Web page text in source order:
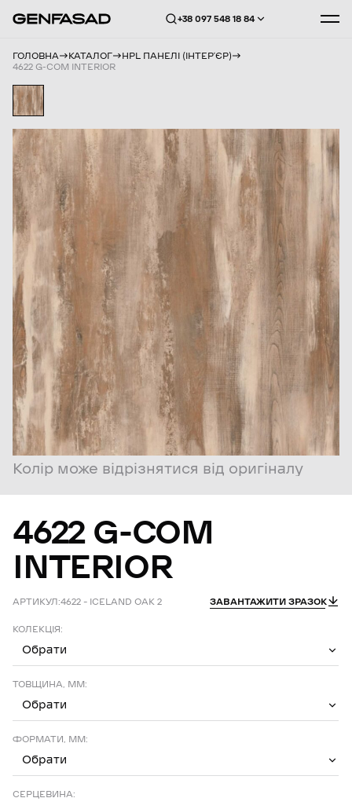
+38 097 548 18 84
ГОЛОВНА КАТАЛОГ
HPL ПАНЕЛІ (ІНТЕРʼЄР)
4622 G-COM INTERIOR
Колір може відрізнятися від оригіналу
4622 G-COM
INTERIOR
АРТИКУЛ:4622 – ICELAND OAK 2 ЗАВАНТАЖИТИ ЗРАЗОК
КОЛЕКЦІЯ:
Обрати
ТОВЩИНА, ММ:
Обрати
ФОРМАТИ, ММ:
Обрати
СЕРЦЕВИНА: